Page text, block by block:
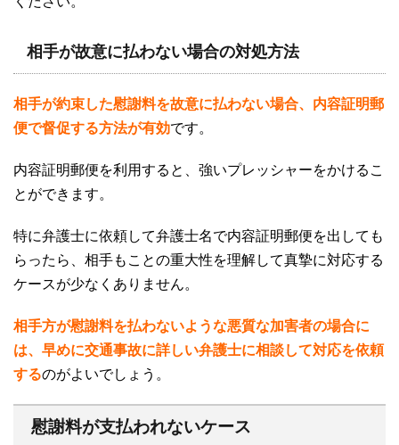
相手が故意に払わない場合の対処方法
相手が約束した慰謝料を故意に払わない場合、内容証明郵
便で督促する方法が有効です。
内容証明郵便を利用すると、強いプレッシャーをかけるこ
とができます。
特に弁護士に依頼して弁護士名で内容証明郵便を出しても
らったら、相手もことの重大性を理解して真摯に対応する
ケースが少なくありません。
相手方が慰謝料を払わないような悪質な加害者の場合に
は、早めに交通事故に詳しい弁護士に相談して対応を依頼
するのがよいでしょう。
慰謝料が支払われないケース